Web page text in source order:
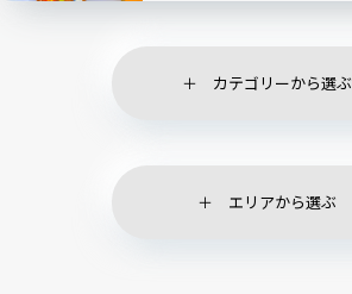
カテゴリーから選ぶ
エリアから選ぶ